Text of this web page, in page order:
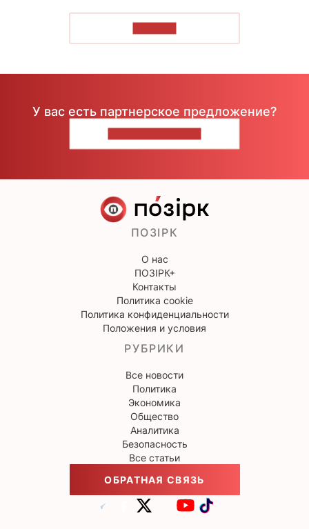
У вас есть партнерское предложение?
ПОЗІРК
О нас
ПОЗІРК+
Контакты
Политика cookie
Политика конфиденциальности
Положения и условия
РУБРИКИ
Все новости
Политика
Экономика
Общество
Аналитика
Безопасность
Все статьи
ОБРАТНАЯ СВЯЗЬ